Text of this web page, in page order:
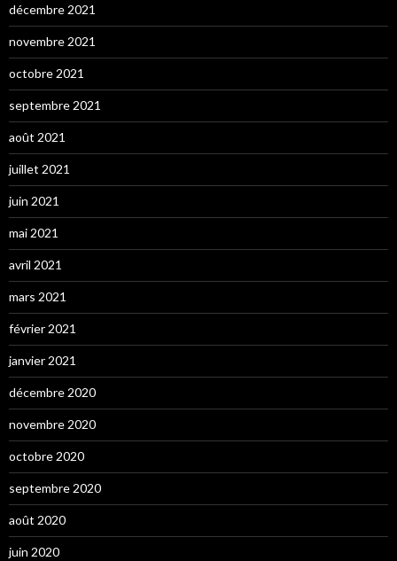
décembre 2021
novembre 2021
octobre 2021
septembre 2021
août 2021
juillet 2021
juin 2021
mai 2021
avril 2021
mars 2021
février 2021
janvier 2021
décembre 2020
novembre 2020
octobre 2020
septembre 2020
août 2020
juin 2020